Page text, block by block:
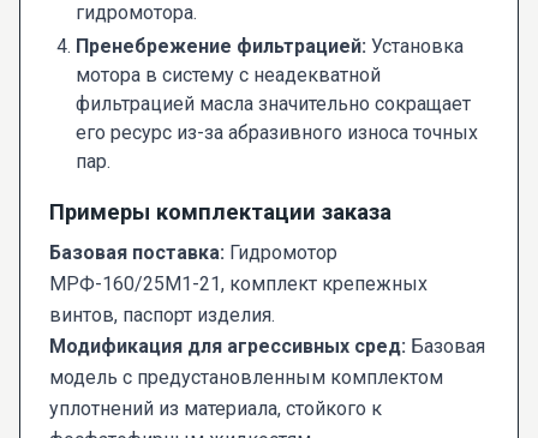
гидромотора.
Пренебрежение фильтрацией: Установка
мотора в систему с неадекватной
фильтрацией масла значительно сокращает
его ресурс из-за абразивного износа точных
пар.
Примеры комплектации заказа
Базовая поставка: Гидромотор
МРФ-160/25М1-21, комплект крепежных
винтов, паспорт изделия.
Модификация для агрессивных сред: Базовая
модель с предустановленным комплектом
уплотнений из материала, стойкого к